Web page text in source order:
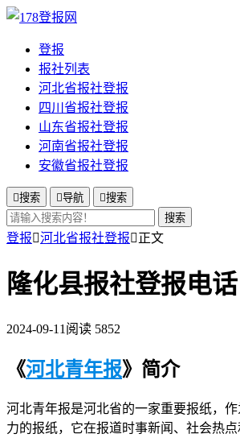
登报
报社列表
河北省报社登报
四川省报社登报
山东省报社登报
河南省报社登报
安徽省报社登报
搜索 导航 搜索
搜索
登报河北省报社登报正文
隆化县报社登报电话
2024-09-11 阅读 5852
《河北青年报》简介
河北青年报是河北省的一家重要报纸，
力的报纸，它在报道时事新闻、社会热